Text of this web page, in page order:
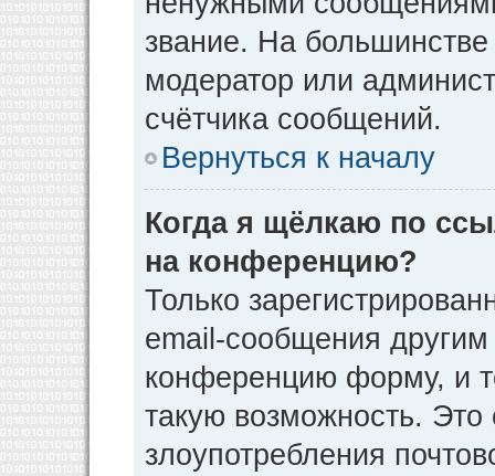
звание. На
модератор или
счётчика сообщений.
Вернуться к началу
Когда я щёлкаю по
на конференцию?
Только
email-сообщения
конференцию форму, и
такую возможность. Это
злоупотребления